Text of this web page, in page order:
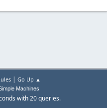
| Go Up ▲
Machines
with 20 queries.